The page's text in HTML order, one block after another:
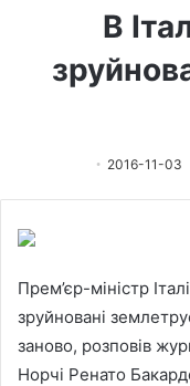
В
2016-11-03
Прем’єр-міністр
зруйновані
заново, розповів
Норчі Ренато